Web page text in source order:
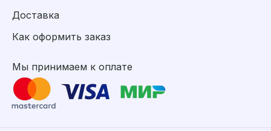
Доставка
Как оформить заказ
Мы принимаем к оплате